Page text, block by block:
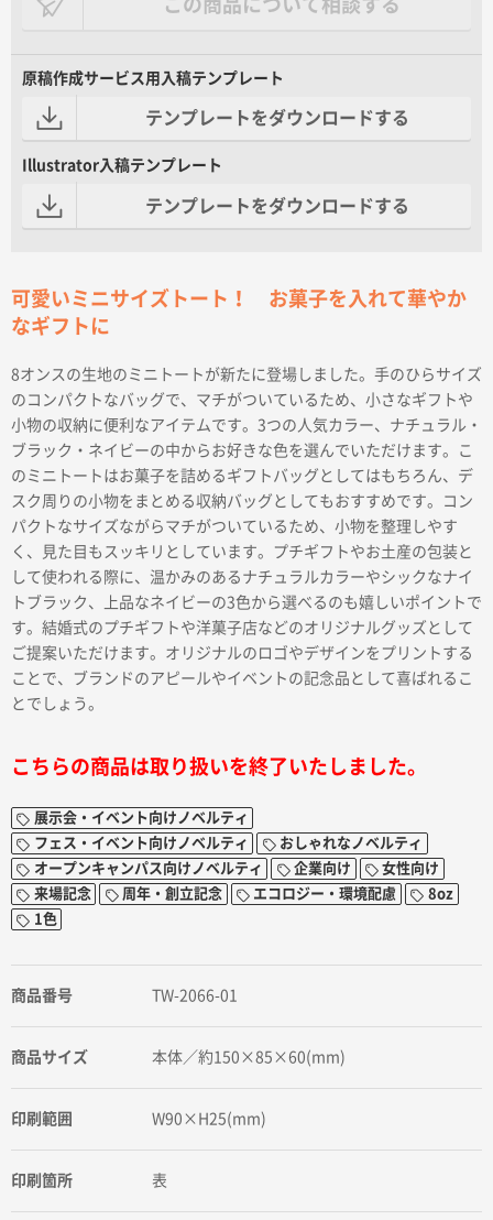
この商品について相談する
原稿作成サービス用入稿テンプレート
テンプレートをダウンロードする
Illustrator入稿テンプレート
テンプレートをダウンロードする
可愛いミニサイズトート！ お菓子を入れて華やか
なギフトに
8オンスの生地のミニトートが新たに登場しました。手のひらサイズ
のコンパクトなバッグで、マチがついているため、小さなギフトや
小物の収納に便利なアイテムです。3つの人気カラー、ナチュラル・
ブラック・ネイビーの中からお好きな色を選んでいただけます。こ
のミニトートはお菓子を詰めるギフトバッグとしてはもちろん、デ
スク周りの小物をまとめる収納バッグとしてもおすすめです。コン
パクトなサイズながらマチがついているため、小物を整理しやす
く、見た目もスッキリとしています。プチギフトやお土産の包装と
して使われる際に、温かみのあるナチュラルカラーやシックなナイ
トブラック、上品なネイビーの3色から選べるのも嬉しいポイントで
す。結婚式のプチギフトや洋菓子店などのオリジナルグッズとして
ご提案いただけます。オリジナルのロゴやデザインをプリントする
ことで、ブランドのアピールやイベントの記念品として喜ばれるこ
とでしょう。
こちらの商品は取り扱いを終了いたしました。
展示会・イベント向けノベルティ
フェス・イベント向けノベルティ
おしゃれなノベルティ
オープンキャンパス向けノベルティ
企業向け
女性向け
来場記念
周年・創立記念 エコロジー・環境配慮
8oz
1色
商品番号 TW-2066-01
商品サイズ 本体／約150×85×60(mm)
印刷範囲 W90×H25(mm)
印刷箇所 表